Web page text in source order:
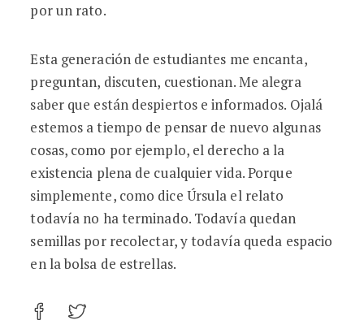
por un rato.
Esta generación de estudiantes me encanta,
preguntan, discuten, cuestionan. Me alegra
saber que están despiertos e informados. Ojalá
estemos a tiempo de pensar de nuevo algunas
cosas, como por ejemplo, el derecho a la
existencia plena de cualquier vida. Porque
simplemente, como dice Úrsula el relato
todavía no ha terminado. Todavía quedan
semillas por recolectar, y todavía queda espacio
en la bolsa de estrellas.